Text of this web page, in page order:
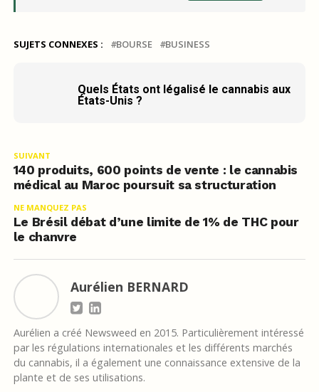
SUJETS CONNEXES : BOURSE BUSINESS
Quels États ont légalisé le cannabis aux
États-Unis ?
SUIVANT
140 produits, 600 points de vente : le cannabis
médical au Maroc poursuit sa structuration
NE MANQUEZ PAS
Le Brésil débat d’une limite de 1% de THC pour
le chanvre
Aurélien BERNARD
Aurélien a créé Newsweed en 2015. Particulièrement intéressé
par les régulations internationales et les différents marchés
du cannabis, il a également une connaissance extensive de la
plante et de ses utilisations.